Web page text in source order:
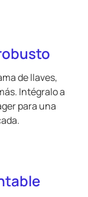
de llaves,
Intégralo a
para una